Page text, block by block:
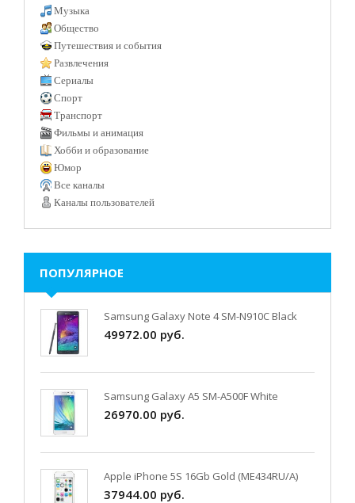
Музыка
Общество
Путешествия и события
Развлечения
Сериалы
Спорт
Транспорт
Фильмы и анимация
Хобби и образование
Юмор
Все каналы
Каналы пользователей
ПОПУЛЯРНОЕ
Samsung Galaxy Note 4 SM-N910C Black
49972.00 руб.
Samsung Galaxy A5 SM-A500F White
26970.00 руб.
Apple iPhone 5S 16Gb Gold (ME434RU/A)
37944.00 руб.